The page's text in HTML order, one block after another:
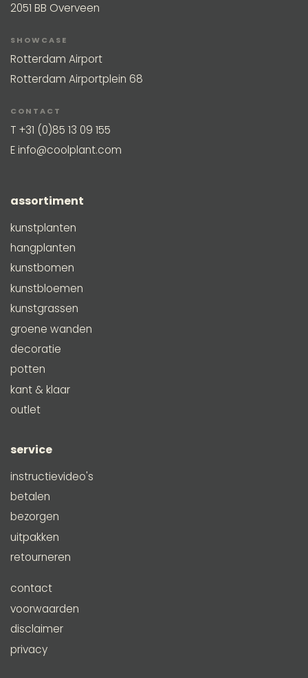
2051 BB Overveen
SHOWCASE
Rotterdam Airport
Rotterdam Airportplein 68
CONTACT
T +31 (0)85 13 09 155
Einfo@coolplant.com
assortiment
kunstplanten
hangplanten
kunstbomen
kunstbloemen
kunstgrassen
groene wanden
decoratie
potten
kant & klaar
outlet
service
instructievideo's
betalen
bezorgen
uitpakken
retourneren
contact
voorwaarden
disclaimer
privacy